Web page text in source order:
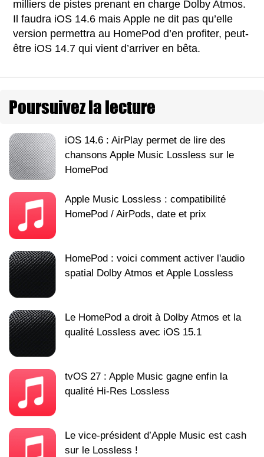
milliers de pistes prenant en charge Dolby Atmos.
Il faudra iOS 14.6 mais Apple ne dit pas qu’elle
version permettra au HomePod d’en profiter, peut-
être iOS 14.7 qui vient d’arriver en bêta.
Poursuivez la lecture
iOS 14.6 : AirPlay permet de lire des
chansons Apple Music Lossless sur le
HomePod
Apple Music Lossless : compatibilité
HomePod / AirPods, date et prix
HomePod : voici comment activer l'audio
spatial Dolby Atmos et Apple Lossless
Le HomePod a droit à Dolby Atmos et la
qualité Lossless avec iOS 15.1
tvOS 27 : Apple Music gagne enfin la
qualité Hi-Res Lossless
Le vice-président d’Apple Music est cash
sur le Lossless !